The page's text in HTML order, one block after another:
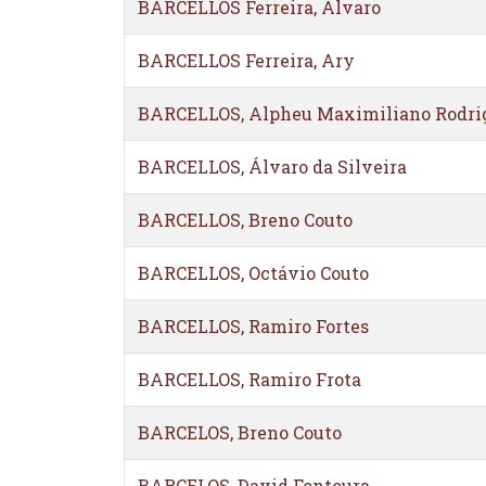
BARCELLOS Ferreira, Álvaro
BARCELLOS Ferreira, Ary
BARCELLOS, Alpheu Maximiliano
BARCELLOS, Álvaro da Silveira
BARCELLOS, Breno Couto
BARCELLOS, Octávio Couto
BARCELLOS, Ramiro Fortes
BARCELLOS, Ramiro Frota
BARCELOS, Breno Couto